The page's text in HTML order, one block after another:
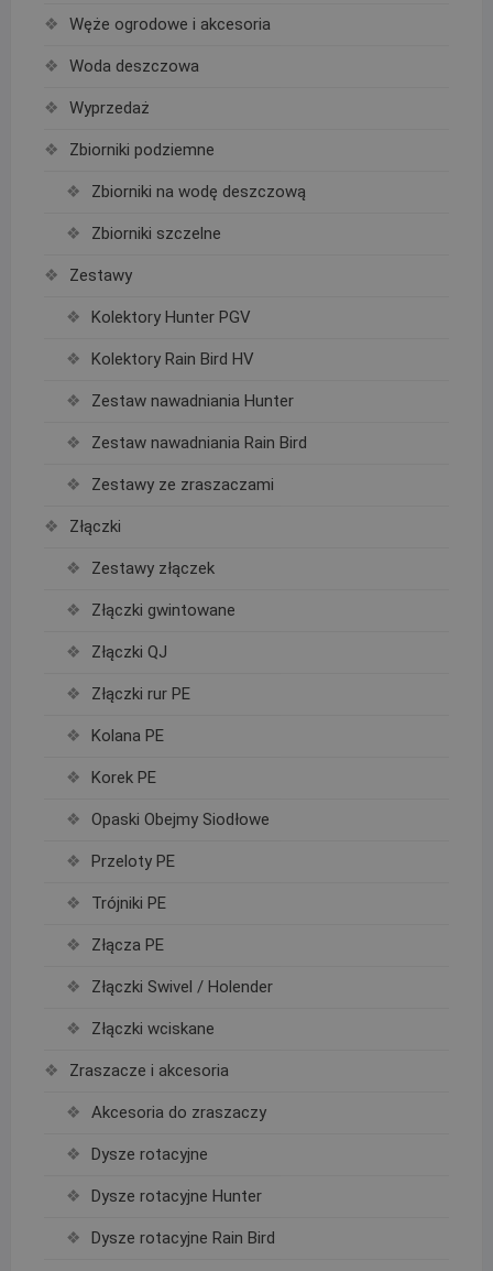
Węże ogrodowe i akcesoria
Woda deszczowa
Wyprzedaż
Zbiorniki podziemne
Zbiorniki na wodę deszczową
Zbiorniki szczelne
Zestawy
Kolektory Hunter PGV
Kolektory Rain Bird HV
Zestaw nawadniania Hunter
Zestaw nawadniania Rain Bird
Zestawy ze zraszaczami
Złączki
Zestawy złączek
Złączki gwintowane
Złączki QJ
Złączki rur PE
Kolana PE
Korek PE
Opaski Obejmy Siodłowe
Przeloty PE
Trójniki PE
Złącza PE
Złączki Swivel / Holender
Złączki wciskane
Zraszacze i akcesoria
Akcesoria do zraszaczy
Dysze rotacyjne
Dysze rotacyjne Hunter
Dysze rotacyjne Rain Bird